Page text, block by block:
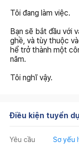
Tôi đang làm việc.
Bạn sẽ bắt đầu với
ghề, và tùy thuộc
hể trở thành một
năm.
Tôi nghĩ vậy.
Điều kiện tuyển
Yêu cầu Sơ yếu